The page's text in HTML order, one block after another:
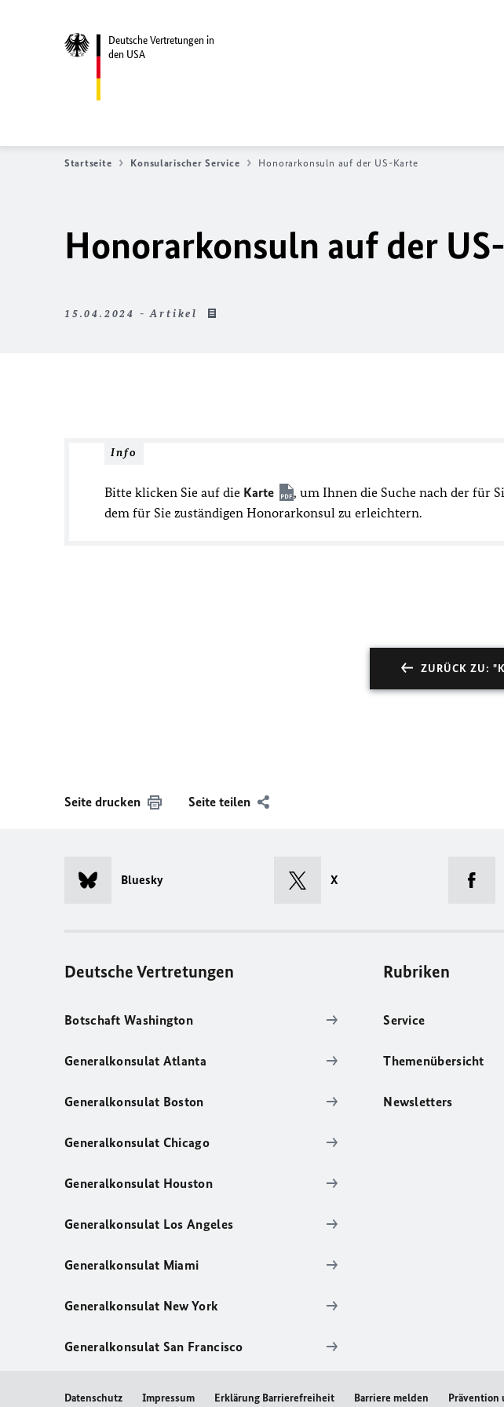
Deutsche Vertretungen in
den USA
Startseite Konsularischer Service Honorarkonsuln auf der US-Karte
Honorarkonsuln auf der
15.04.2024 - Artikel
Info
Bitte klicken Sie auf die Karte
, um Ihnen die Suche nach der für
dem für Sie zuständigen Honorarkonsul zu erleichtern.
ZURÜCK ZU:
Seite drucken Seite teilen
Bluesky X
Deutsche Vertretungen
Botschaft Washington
Generalkonsulat Atlanta
Generalkonsulat Boston
Generalkonsulat Chicago
Generalkonsulat Houston
Generalkonsulat Los Angeles
Generalkonsulat Miami
Generalkonsulat New York
Generalkonsulat San Francisco
Rubriken
Service
Themenübersicht
Newsletters
Datenschutz Impressum Erklärung Barrierefreiheit Barriere melden Prävention